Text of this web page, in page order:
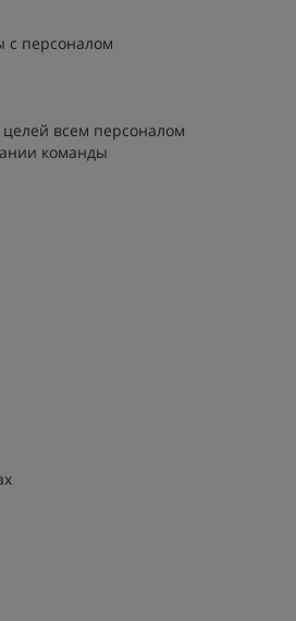
с персоналом
всем персоналом
команды